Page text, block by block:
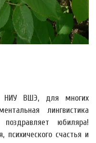
НИУ ВШЭ, для многих
лингвистика
юбиляра!
психического счастья и